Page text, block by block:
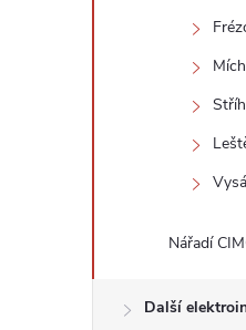
Nářadí
Další